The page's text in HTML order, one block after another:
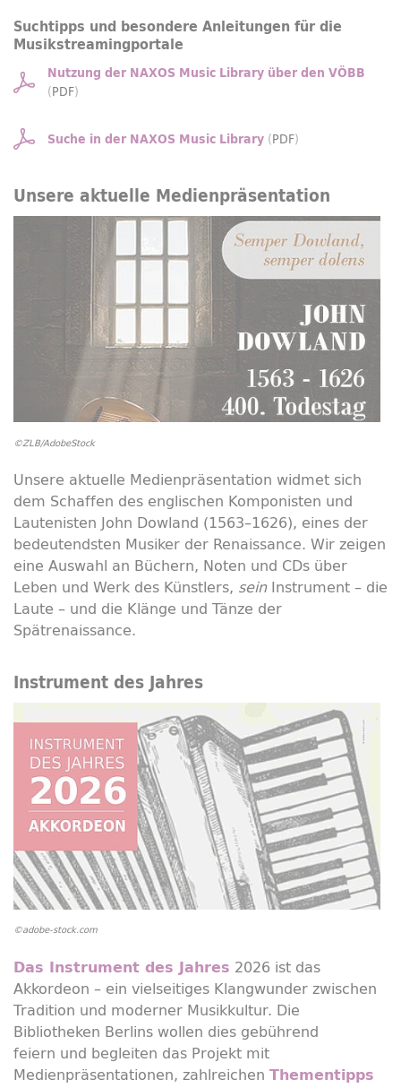
Suchtipps und besondere Anleitungen für die
Musikstreamingportale
Nutzung der NAXOS Music Library über den VÖBB
(PDF)
Suche in der NAXOS Music Library (PDF)
Unsere aktuelle Medienpräsentation
©ZLB/AdobeStock
Unsere aktuelle Medienpräsentation widmet sich
dem Schaffen des englischen Komponisten und
Lautenisten John Dowland (1563–1626), eines der
bedeutendsten Musiker der Renaissance. Wir zeigen
eine Auswahl an Büchern, Noten und CDs über
Leben und Werk des Künstlers, seinInstrument – die
Laute – und die Klänge und Tänze der
Spätrenaissance.
Instrument des Jahres
©adobe-stock.com
Das Instrument des Jahres 2026 ist das
Akkordeon – ein vielseitiges Klangwunder zwischen
Tradition und moderner Musikkultur. Die
Bibliotheken Berlins wollen dies gebührend
feiern und begleiten das Projekt mit
Medienpräsentationen, zahlreichen Thementipps